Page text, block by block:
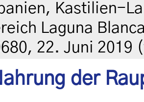
Kastilien-
Laguna
22. Juni 2019
der